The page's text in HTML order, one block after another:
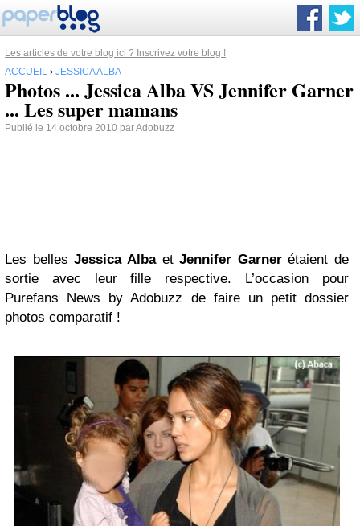
Les articles de votre blog ici ? Inscrivez votre blog !
ACCUEIL › JESSICA ALBA
Photos ... Jessica Alba VS Jennifer Garner
... Les super mamans
Publié le 14 octobre 2010 par Adobuzz
Les bellesJessica AlbaetJennifer Garnerétaient de
sortie avec leur fille respective. L’occasion pour
Purefans News by Adobuzz de faire un petit dossier
photos comparatif !